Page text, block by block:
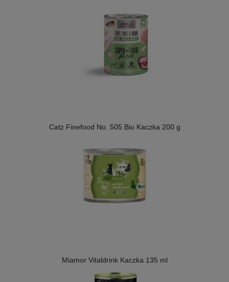
Catz Finefood No. 505 Bio Kaczka 200 g
Miamor Vitaldrink Kaczka 135 ml